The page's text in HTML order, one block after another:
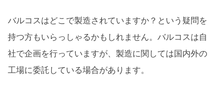
バルコスはどこで製造されていますか？という疑問を
持つ方もいらっしゃるかもしれません。バルコスは自
社で企画を行っていますが、製造に関しては国内外の
工場に委託している場合があります。